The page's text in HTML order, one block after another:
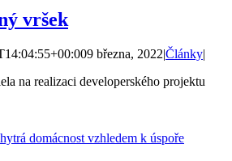
vršek
9 března, 2022|Články|
na realizaci developerského projektu
domácnost vzhledem k úspoře